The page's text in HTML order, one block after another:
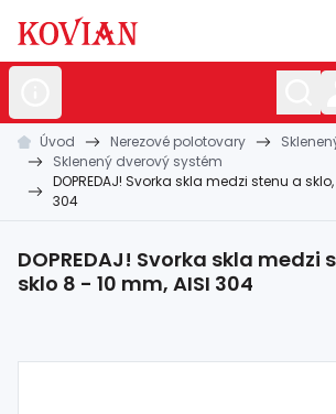
Nerezovépolotovary
Hliníkovépolotovary
Zábradlia amadlá
Úvod Nerezové polotovary
Sklenený dverový systém
DOPREDAJ! Svorka skla medzi stenu a
304
DOPREDAJ! Svorka skla medzi
sklo 8 - 10 mm, AISI 304